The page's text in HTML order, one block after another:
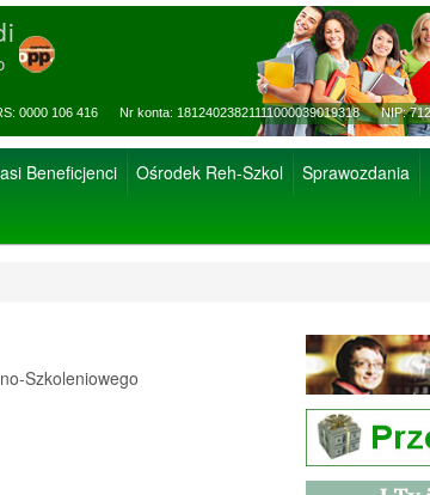
0000 106 416 Nr konta: 18124023821111000039019318 NIP:
Beneficjenci Ośrodek Reh-Szkol Sprawozdania
Szkoleniowego